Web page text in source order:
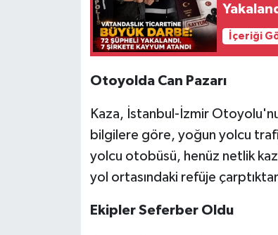
İçeriği
Otoyolda Can Pazarı
Kaza, İstanbul-İzmir
bilgilere göre, yoğun yolcu
yolcu otobüsü, henüz netlik
yol ortasındaki refüje
Ekipler Seferber Oldu